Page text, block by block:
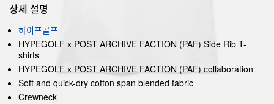
상세 설명
하이프골프
HYPEGOLF x POST ARCHIVE FACTION (PAF) Side Rib T-
shirts
HYPEGOLF x POST ARCHIVE FACTION (PAF) collaboration
Soft and quick-dry cotton span blended fabric
Crewneck